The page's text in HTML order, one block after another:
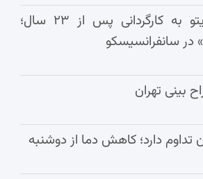
بازگشت دنی دویتو به کارگردانی پس از ۲۳ سال؛
سانفرانسیسکو
بینی تهران
تداوم دارد؛ کاهش دما از دوشنبه